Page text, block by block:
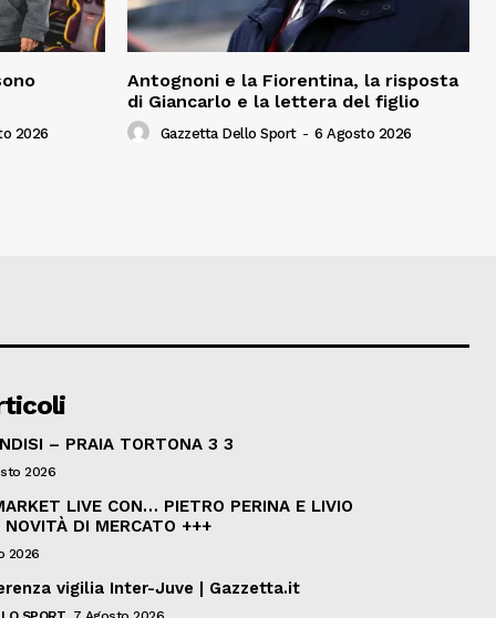
2026
Antognoni e la Fiorentina, la risposta
di Giancarlo e la lettera del figlio
Gazzetta Dello Sport - 6 Agosto 2026
– PRAIA TORTONA 3 3
2026
LIVE CON… PIETRO PERINA E LIVIO
DI MERCATO +++
2026
vigilia Inter-Juve | Gazzetta.it